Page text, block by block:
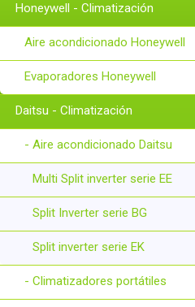
Honeywell - Climatización
Aire acondicionado Honeywell
Evaporadores Honeywell
Daitsu - Climatización
- Aire acondicionado Daitsu
Multi Split inverter serie EE
Split Inverter serie BG
Split inverter serie EK
- Climatizadores portátiles